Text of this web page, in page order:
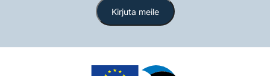
Kirjuta meile